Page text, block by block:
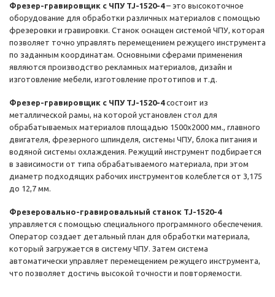
Фрезер-гравировщик с ЧПУ TJ-1520-4– это высокоточное
оборудование для обработки различных материалов с помощью
фрезеровки и гравировки. Станок оснащен системой ЧПУ, которая
позволяет точно управлять перемещением режущего инструмента
по заданным координатам. Основными сферами применения
являются производство рекламных материалов, дизайн и
изготовление мебели, изготовление прототипов и т.д.
Фрезер-гравировщик с ЧПУ TJ-1520-4состоит из
металлической рамы, на которой установлен стол для
обрабатываемых материалов площадью 1500х2000 мм., главного
двигателя, фрезерного шпинделя, системы ЧПУ, блока питания и
водяной системы охлаждения. Режущий инструмент подбирается
в зависимости от типа обрабатываемого материала, при этом
диаметр подходящих рабочих инструментов колеблется от 3,175
до 12,7 мм.
Фрезеровально-гравировальный станок TJ-1520-4
управляется с помощью специального программного обеспечения.
Оператор создает детальный план для обработки материала,
который загружается в систему ЧПУ. Затем система
автоматически управляет перемещением режущего инструмента,
что позволяет достичь высокой точности и повторяемости.